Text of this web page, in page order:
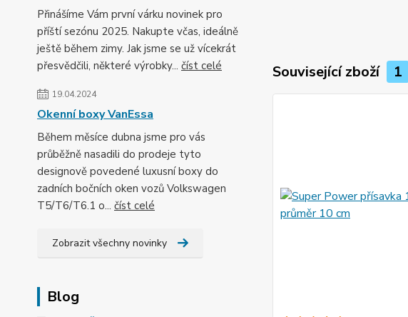
Přinášíme Vám první várku novinek pro
příští sezónu 2025. Nakupte včas, ideálně
ještě během zimy. Jak jsme se už vícekrát
přesvědčili, některé výrobky... číst celé
19.04.2024
Okenní boxy VanEssa
Během měsíce dubna jsme pro vás
průběžně nasadili do prodeje tyto
designově povedené luxusní boxy do
zadních bočních oken vozů Volkswagen
T5/T6/T6.1 o... číst celé
Zobrazit všechny novinky
Blog
Související zboží 1